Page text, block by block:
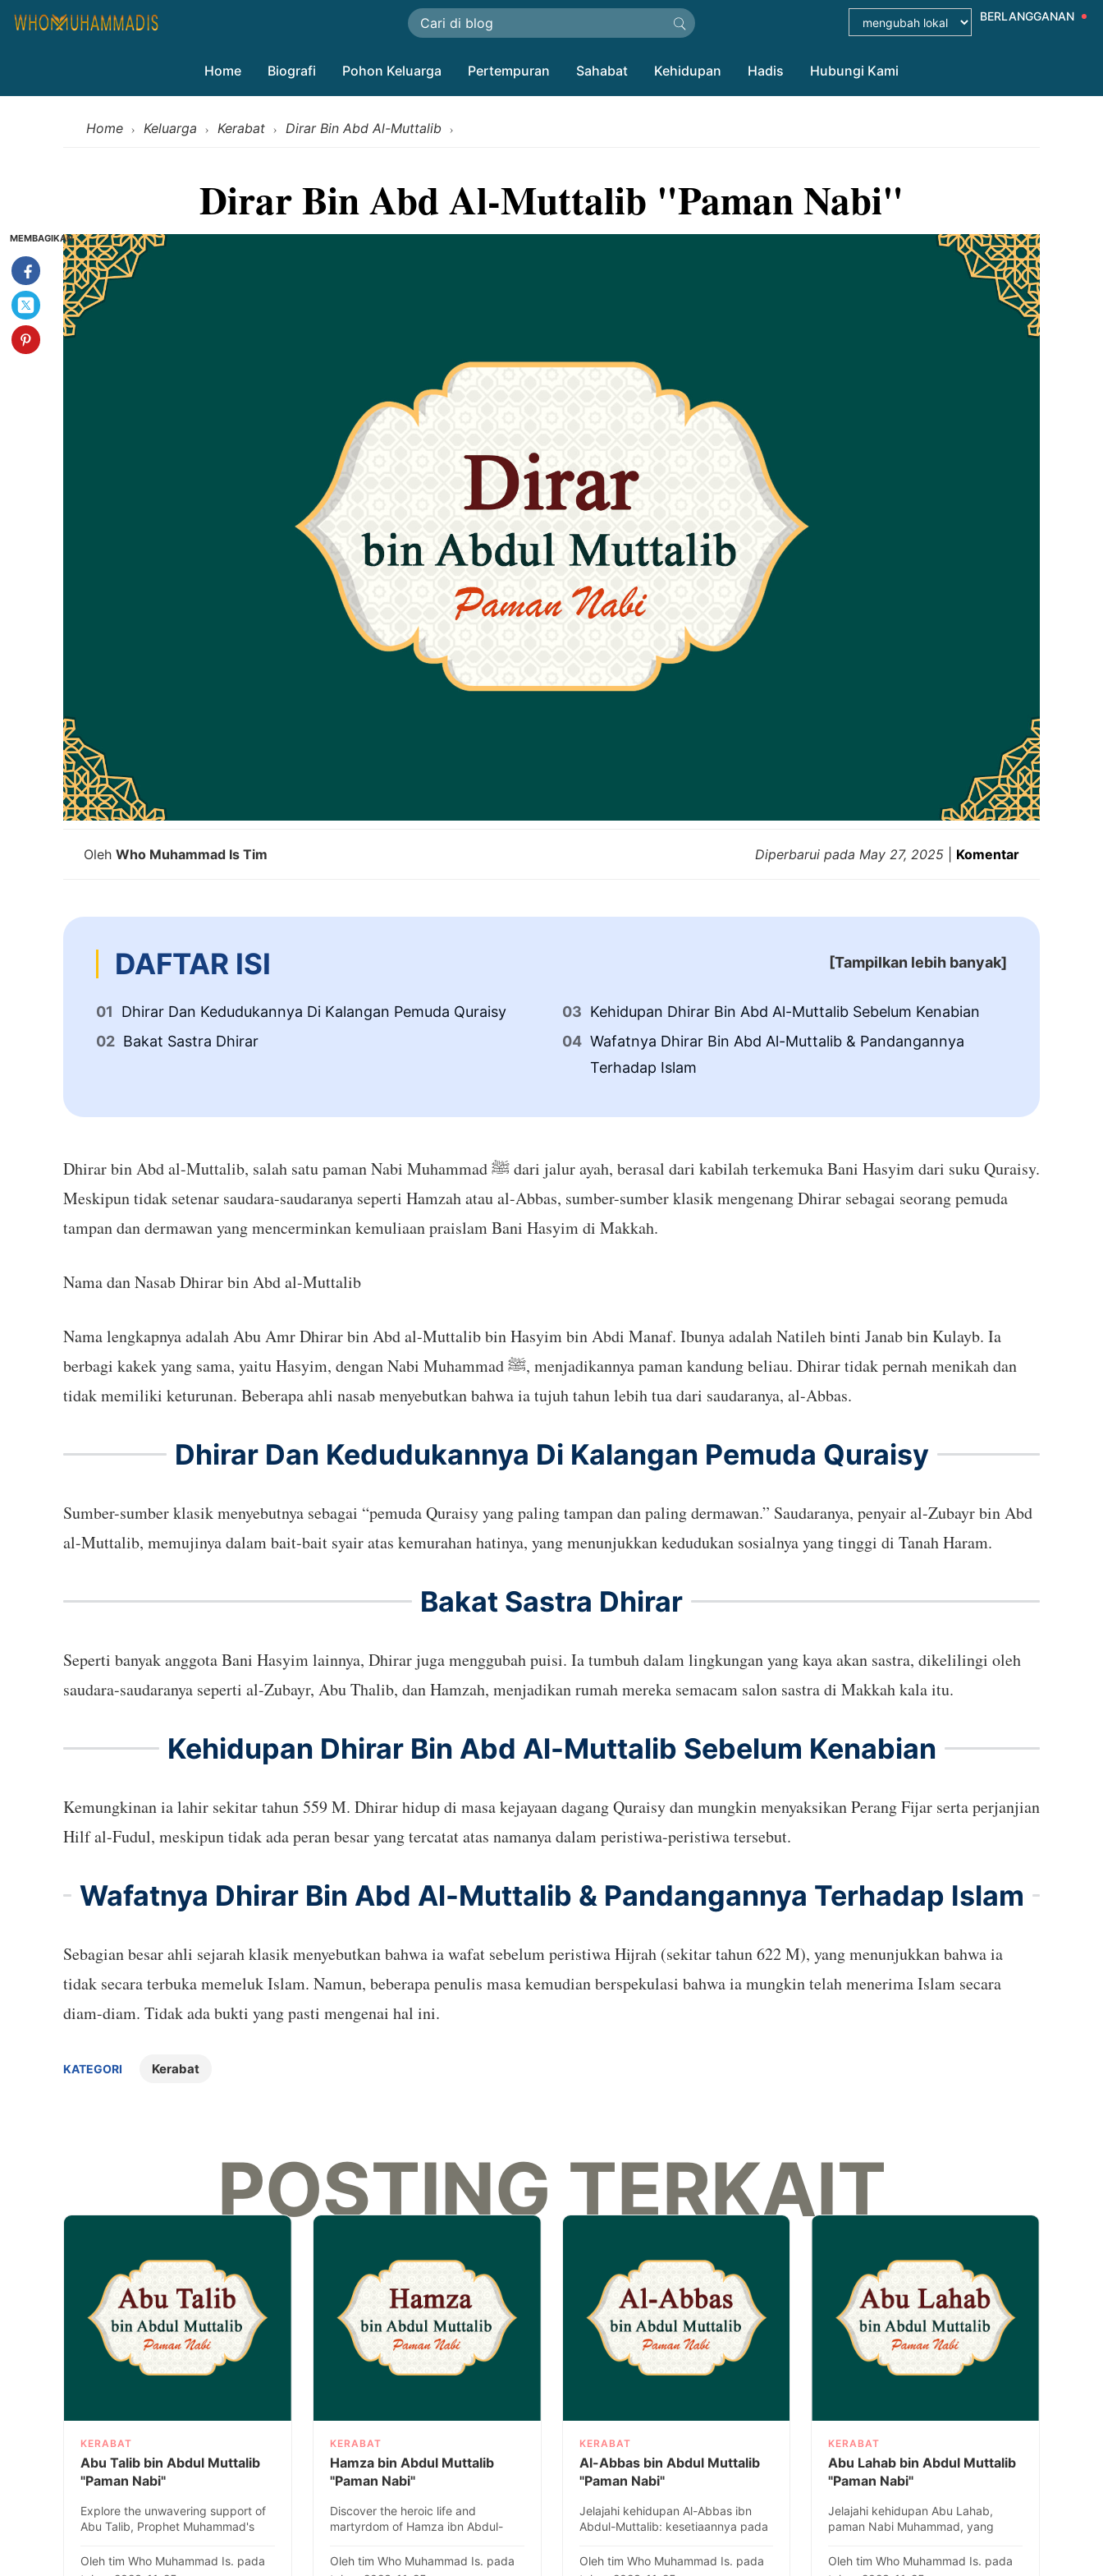
BERLANGGANAN
Home Biografi Pohon Keluarga Pertempuran Sahabat Kehidupan Hadis Hubungi Kami
Home › Keluarga › Kerabat › Dirar Bin Abd Al-Muttalib ›
Dirar Bin Abd Al-Muttalib "Paman Nabi"
Oleh Who Muhammad Is Tim Diperbarui pada May 27, 2025 Komentar
MEMBAGIKAN
DAFTAR ISI
Dhirar Dan Kedudukannya Di Kalangan Pemuda Quraisy
Bakat Sastra Dhirar
Kehidupan Dhirar Bin Abd Al-Muttalib Sebelum Kenabian
Wafatnya Dhirar Bin Abd Al-Muttalib & Pandangannya
Terhadap Islam
[Tampilkan lebih banyak]
Dhirar bin Abd al-Muttalib, salah satu paman Nabi Muhammad ﷺ dari jalur ayah, berasal dari kabilah terkemuka Bani Hasyim dari suku Quraisy.
Meskipun tidak setenar saudara-saudaranya seperti Hamzah atau al-Abbas, sumber-sumber klasik mengenang Dhirar sebagai seorang pemuda
tampan dan dermawan yang mencerminkan kemuliaan praislam Bani Hasyim di Makkah.
Nama dan Nasab Dhirar bin Abd al-Muttalib
Nama lengkapnya adalah Abu Amr Dhirar bin Abd al-Muttalib bin Hasyim bin Abdi Manaf. Ibunya adalah Natileh binti Janab bin Kulayb. Ia
berbagi kakek yang sama, yaitu Hasyim, dengan Nabi Muhammad ﷺ, menjadikannya paman kandung beliau. Dhirar tidak pernah menikah dan
tidak memiliki keturunan. Beberapa ahli nasab menyebutkan bahwa ia tujuh tahun lebih tua dari saudaranya, al-Abbas.
Dhirar Dan Kedudukannya Di Kalangan Pemuda Quraisy
Sumber-sumber klasik menyebutnya sebagai “pemuda Quraisy yang paling tampan dan paling dermawan.” Saudaranya, penyair al-Zubayr bin Abd
al-Muttalib, memujinya dalam bait-bait syair atas kemurahan hatinya, yang menunjukkan kedudukan sosialnya yang tinggi di Tanah Haram.
Bakat Sastra Dhirar
Seperti banyak anggota Bani Hasyim lainnya, Dhirar juga menggubah puisi. Ia tumbuh dalam lingkungan yang kaya akan sastra, dikelilingi oleh
saudara-saudaranya seperti al-Zubayr, Abu Thalib, dan Hamzah, menjadikan rumah mereka semacam salon sastra di Makkah kala itu.
Kehidupan Dhirar Bin Abd Al-Muttalib Sebelum Kenabian
Kemungkinan ia lahir sekitar tahun 559 M. Dhirar hidup di masa kejayaan dagang Quraisy dan mungkin menyaksikan Perang Fijar serta perjanjian
Hilf al-Fudul, meskipun tidak ada peran besar yang tercatat atas namanya dalam peristiwa-peristiwa tersebut.
Wafatnya Dhirar Bin Abd Al-Muttalib & Pandangannya Terhadap Islam
Sebagian besar ahli sejarah klasik menyebutkan bahwa ia wafat sebelum peristiwa Hijrah (sekitar tahun 622 M), yang menunjukkan bahwa ia
tidak secara terbuka memeluk Islam. Namun, beberapa penulis masa kemudian berspekulasi bahwa ia mungkin telah menerima Islam secara
diam-diam. Tidak ada bukti yang pasti mengenai hal ini.
KATEGORI Kerabat
POSTING TERKAIT
KERABAT
Abu Talib bin Abdul Muttalib
"Paman Nabi"
Explore the unwavering support of
Abu Talib, Prophet Muhammad's
de..
Oleh tim Who Muhammad Is. pada
KERABAT
Hamza bin Abdul Muttalib
"Paman Nabi"
Discover the heroic life and
martyrdom of Hamza ibn Abdul-
known ..
Oleh tim Who Muhammad Is. pada
KERABAT
Al-Abbas bin Abdul Muttalib
"Paman Nabi"
Jelajahi kehidupan Al-Abbas ibn
Abdul-Muttalib: kesetiaannya pada
Oleh tim Who Muhammad Is. pada
KERABAT
Abu Lahab bin Abdul Muttalib
"Paman Nabi"
Jelajahi kehidupan Abu Lahab,
paman Nabi Muhammad, yang
yang keras ter..
Oleh tim Who Muhammad Is. pada